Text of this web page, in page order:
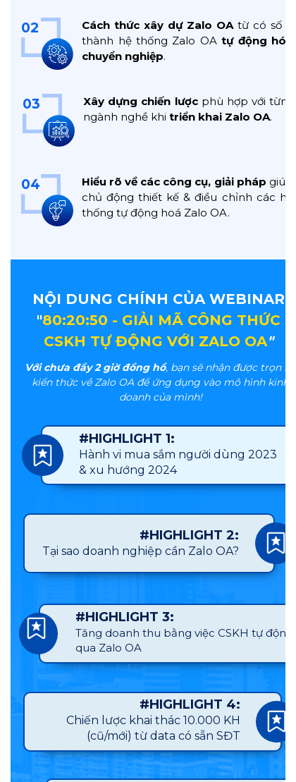
02 Cách thức xây dự Zalo OAtừ có số 0
thành hệ thống Zalo OAtự động hóa
chuyển nghiệp.
03 Xây dựng chiến lượcphù hợp với từng
ngành nghề khitriển khai Zalo OA.
04 Hiểu rõ về các công cụ, giải pháp giúp
chủ động thiết kế & điều chỉnh các hệ
thống tự động hoá Zalo OA.
NỘI DUNG CHÍNH CỦA WEBINAR
"80:20:50 - GIẢI MÃ CÔNG THỨC
CSKH TỰ ĐỘNG VỚI ZALO OA"
Với chưa đầy 2 giờ đồng hồ, bạn sẽ nhận được trọn bộ
kiến thức về Zalo OA để ứng dụng vào mô hình kinh
doanh của mình!
Hành vi mua sắm người dùng 2023
& xu hướng 2024
#HIGHLIGHT 1:
Tại sao doanh nghiệp cần Zalo OA?
#HIGHLIGHT 2:
Tăng doanh thu bằng việc CSKH tự động
qua Zalo OA
#HIGHLIGHT 3:
Chiến lược khai thác 10.000 KH
(cũ/mới) từ data có sẵn SĐT
#HIGHLIGHT 4: